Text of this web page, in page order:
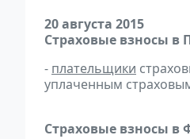
20 августа 2015
Страховые взносы
- плательщики
уплаченным
Страховые взносы в